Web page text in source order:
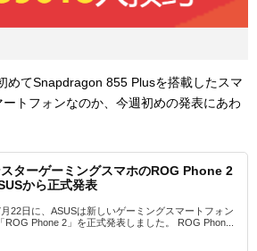
めてSnapdragon 855 Plusを搭載したスマ
トフォンなのか、今週初めの発表にあわ
ターゲーミングスマホのROG Phone 2
から正式発表
22日に、ASUSは新しいゲーミングスマートフォン
ROG Phone 2」を正式発表しました。 ROG Phon...